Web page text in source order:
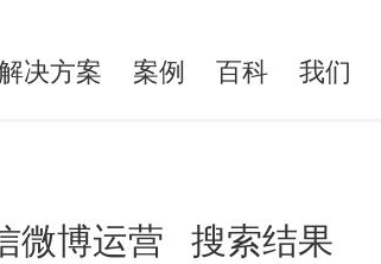
决方案 案例 百科 我们
微博运营 搜索结果